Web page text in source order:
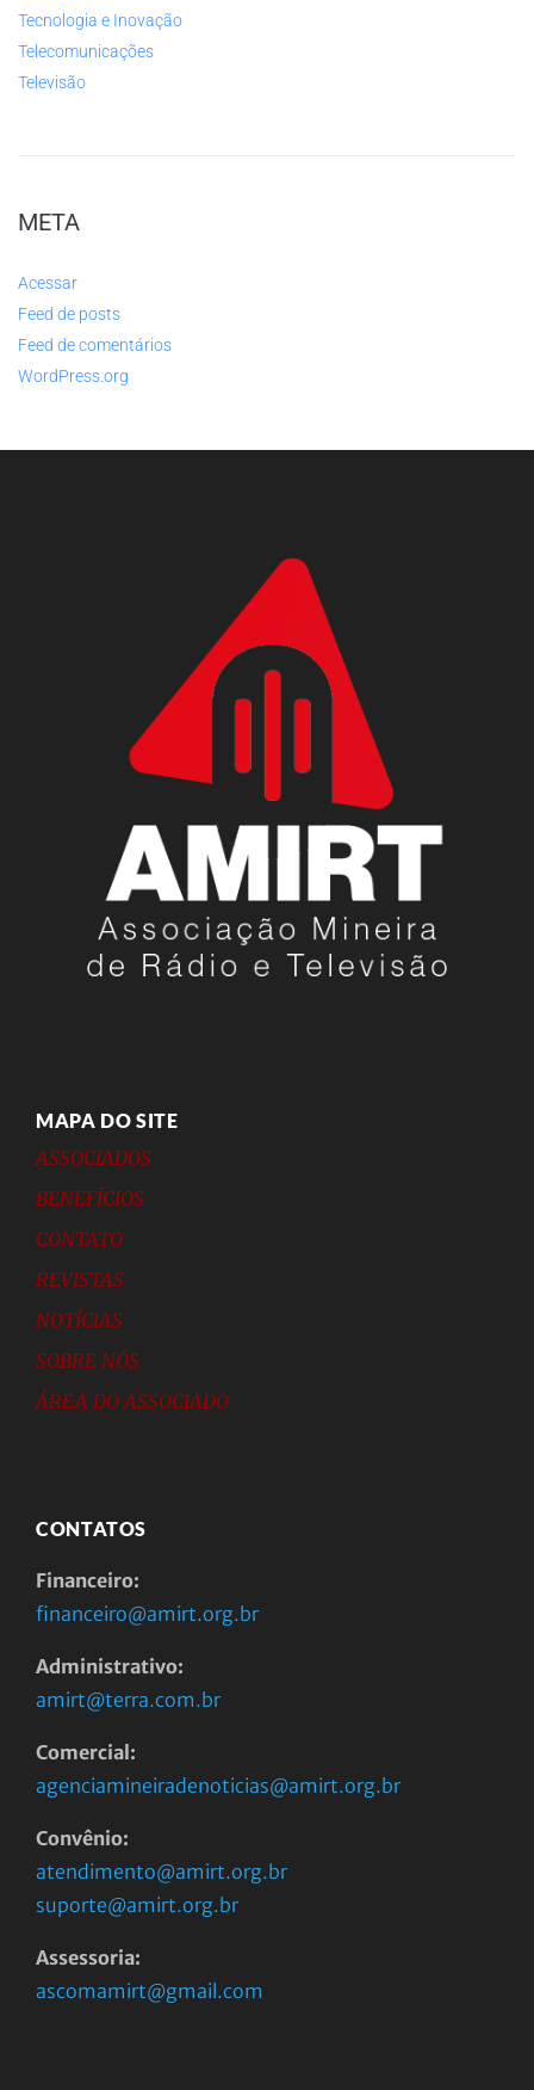
Tecnologia e Inovação
Telecomunicações
Televisão
META
Acessar
Feed de posts
Feed de comentários
WordPress.org
MAPA DO SITE
ASSOCIADOS
BENEFÍCIOS
CONTATO
REVISTAS
NOTÍCIAS
SOBRE NÓS
ÁREA DO ASSOCIADO
CONTATOS
Financeiro:
financeiro@amirt.org.br
Administrativo:
amirt@terra.com.br
Comercial:
agenciamineiradenoticias@amirt.org.br
Convênio:
atendimento@amirt.org.br
suporte@amirt.org.br
Assessoria:
ascomamirt@gmail.com